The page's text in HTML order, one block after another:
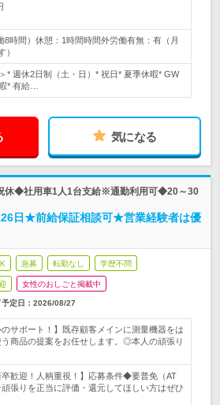
8時間）休憩：1時間時間外労働有無：有（月
）
* 週休2日制（土・日）* 祝日* 夏季休暇* GW
* 有給…
気になる
休◆社用車1人1台支給※通勤利用可◆20～30
日★前給保証相談可★営業経験者は優
急募 転勤なし 学歴不問
女性のおしごと掲載中
定日： 2026/08/27
のサポート！】既存顧客メインに測量機器をは
う商品の提案をお任せします。◎本人の頑張り
卒歓迎！人柄重視！】応募条件◆要普免（AT
張りを正当に評価・還元してほしい方はぜひ